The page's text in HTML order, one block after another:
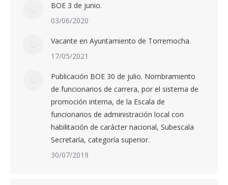
BOE 3 de junio.
03/06/2020
Vacante en Ayuntamiento de Torremocha.
17/05/2021
Publicación BOE 30 de julio. Nombramiento
de funcionarios de carrera, por el sistema de
promoción interna, de la Escala de
funcionarios de administración local con
habilitación de carácter nacional, Subescala
Secretaría, categoría superior.
30/07/2019